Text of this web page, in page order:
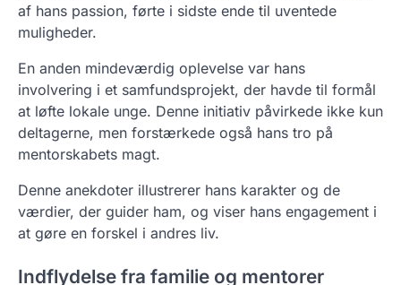
af hans passion, førte i sidste ende til uventede
muligheder.
En anden mindeværdig oplevelse var hans
involvering i et samfundsprojekt, der havde til formål
at løfte lokale unge. Denne initiativ påvirkede ikke kun
deltagerne, men forstærkede også hans tro på
mentorskabets magt.
Denne anekdoter illustrerer hans karakter og de
værdier, der guider ham, og viser hans engagement i
at gøre en forskel i andres liv.
Indflydelse fra familie og mentorer